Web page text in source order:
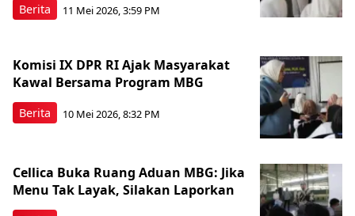
Berita 11 Mei 2026, 3:59 PM
Berita
Komisi IX DPR RI Ajak Masyarakat
Kawal Bersama Program MBG
10 Mei 2026, 8:32 PM
Cellica Buka Ruang Aduan MBG: Jika
Menu Tak Layak, Silakan Laporkan